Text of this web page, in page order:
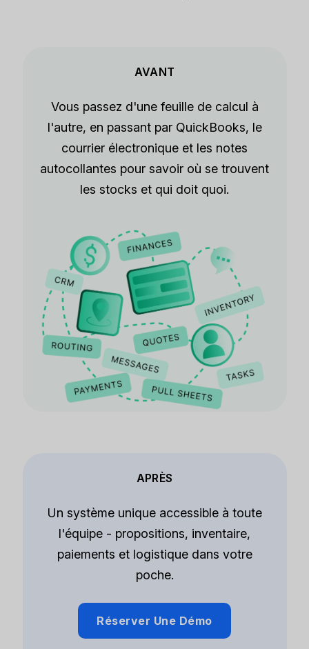
AVANT
Vous passez d'une feuille de calcul à
l'autre, en passant par QuickBooks, le
courrier électronique et les notes
autocollantes pour savoir où se trouvent
les stocks et qui doit quoi.
APRÈS
Un système unique accessible à toute
l'équipe - propositions, inventaire,
paiements et logistique dans votre
poche.
Réserver Une Démo